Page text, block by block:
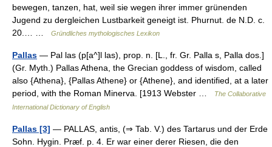
bewegen, tanzen, hat, weil sie wegen ihrer immer grünenden
Jugend zu dergleichen Lustbarkeit geneigt ist. Phurnut. de N.D. c.
20.… …
Gründliches mythologisches Lexikon
Pallas — Pal las (p[a^]l las), prop. n. [L., fr. Gr. Palla s, Palla dos.]
(Gr. Myth.) Pallas Athena, the Grecian goddess of wisdom, called
also {Athena}, {Pallas Athene} or {Athene}, and identified, at a later
period, with the Roman Minerva. [1913 Webster …
The Collaborative
International Dictionary of English
Pallas [3] — PALLAS, antis, (⇒ Tab. V.) des Tartarus und der Erde
Sohn. Hygin. Præf. p. 4. Er war einer derer Riesen, die den